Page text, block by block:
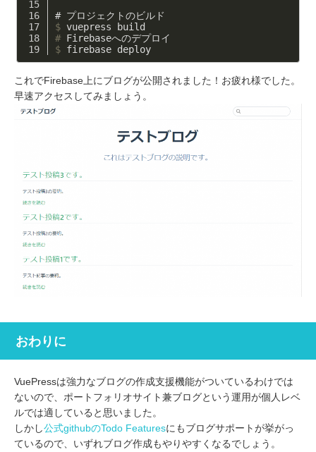
# プロジェクトのビルド
$ vuepress build
# Firebaseへのデプロイ
$ firebase deploy
これでFirebase上にブログが公開されました！お疲れ様でした。
早速アクセスしてみましょう。
おわりに
VuePressは強力なブログの作成支援機能がついているわけでは
ないので、ポートフォリオサイト兼ブログという運用が個人レベ
ルでは適していると思いました。
しかし公式githubのTodo Featuresにもブログサポートが挙がっ
ているので、いずれブログ作成もやりやすくなるでしょう。